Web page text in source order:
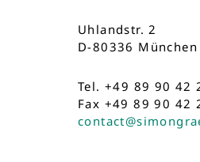
Uhlandstr. 2
D-80336 München
Tel. +49 89 90 42
Fax +49 89 90 42